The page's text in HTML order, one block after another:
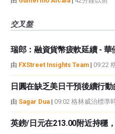
交叉盤
瑞郎：融資貨幣疲軟延續 - 華
由 FXStreet Insights Team | 09:22
日圓在缺乏美日干預後續行
由 Sagar Dua | 09:02 格林威治標準
英鎊/日元在213.00附近持穩